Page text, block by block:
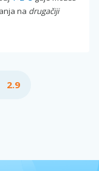
na drugačiji
2.9